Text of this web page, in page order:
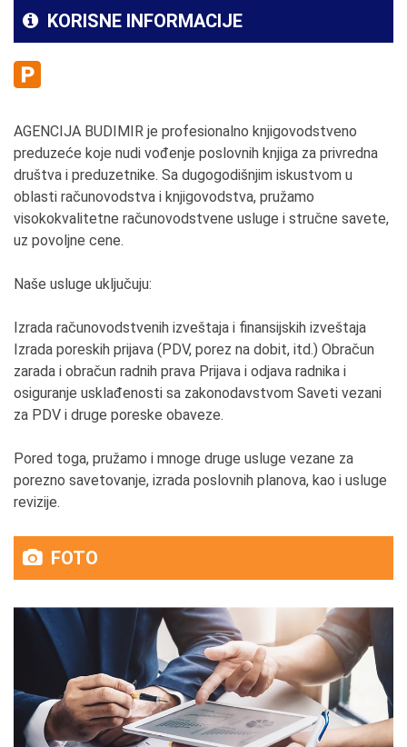
KORISNE INFORMACIJE
AGENCIJA BUDIMIR je profesionalno knjigovodstveno
preduzeće koje nudi vođenje poslovnih knjiga za privredna
društva i preduzetnike. Sa dugogodišnjim iskustvom u
oblasti računovodstva i knjigovodstva, pružamo
visokokvalitetne računovodstvene usluge i stručne savete,
uz povoljne cene.
Naše usluge uključuju:
Izrada računovodstvenih izveštaja i finansijskih izveštaja
Izrada poreskih prijava (PDV, porez na dobit, itd.) Obračun
zarada i obračun radnih prava Prijava i odjava radnika i
osiguranje usklađenosti sa zakonodavstvom Saveti vezani
za PDV i druge poreske obaveze.
Pored toga, pružamo i mnoge druge usluge vezane za
porezno savetovanje, izrada poslovnih planova, kao i usluge
revizije.
FOTO